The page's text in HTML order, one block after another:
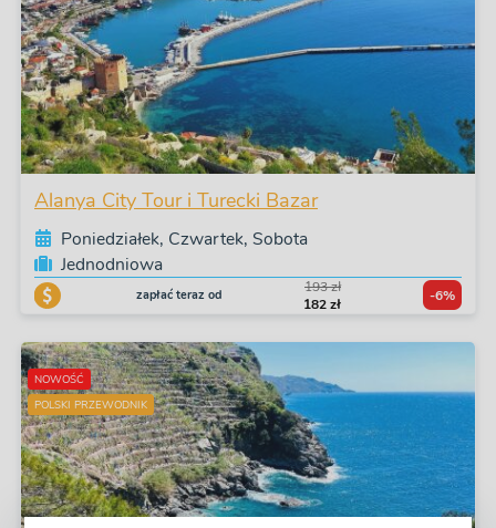
Alanya City Tour i Turecki Bazar
Poniedziałek, Czwartek, Sobota
Jednodniowa
zapłać teraz od
193 zł
182 zł
-6%
NOWOŚĆ
POLSKI PRZEWODNIK